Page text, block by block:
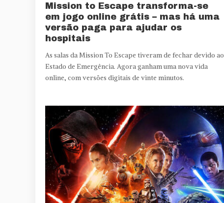
Mission to Escape transforma-se
em jogo online grátis – mas há uma
versão paga para ajudar os
hospitais
As salas da Mission To Escape tiveram de fechar devido ao
Estado de Emergência. Agora ganham uma nova vida
online, com versões digitais de vinte minutos.